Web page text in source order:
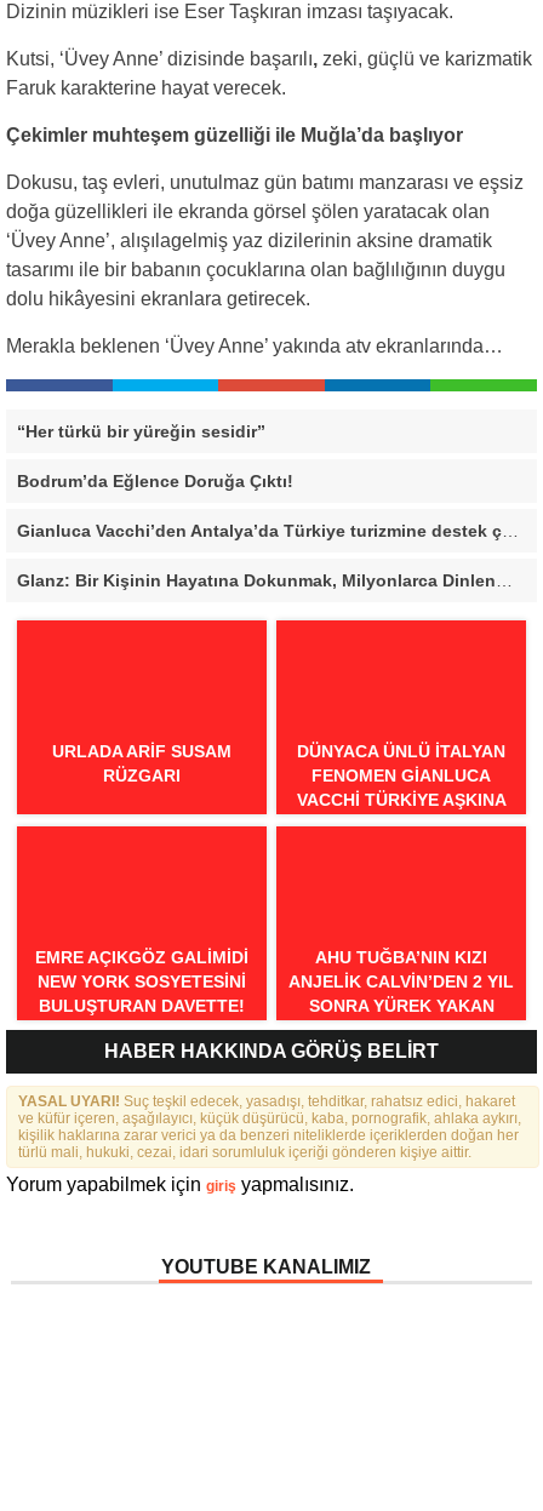
Dizinin müzikleri ise Eser Taşkıran imzası taşıyacak.
Kutsi, ‘Üvey Anne’ dizisinde başarılı, zeki, güçlü ve karizmatik
Faruk karakterine hayat verecek.
Çekimler muhteşem güzelliği ile Muğla’da başlıyor
Dokusu, taş evleri, unutulmaz gün batımı manzarası ve eşsiz
doğa güzellikleri ile ekranda görsel şölen yaratacak olan
‘Üvey Anne’, alışılagelmiş yaz dizilerinin aksine dramatik
tasarımı ile bir babanın çocuklarına olan bağlılığının duygu
dolu hikâyesini ekranlara getirecek.
Merakla beklenen ‘Üvey Anne’ yakında atv ekranlarında…
“Her türkü bir yüreğin sesidir”
Bodrum’da Eğlence Doruğa Çıktı!
Gianluca Vacchi’den Antalya’da Türkiye turizmine destek çağrısı
URLADA ARIF SUSAM
RÜZGARI
DÜNYACA ÜNLÜ İTALYAN
FENOMEN GIANLUCA
VACCHI TÜRKIYE AŞKINA
GELIYOR!
EMRE AÇIKGÖZ GALIMIDI
NEW YORK SOSYETESINI
BULUŞTURAN DAVETTE!
AHU TUĞBA’NIN KIZI
ANJELİK CALVİN’DEN 2 YIL
SONRA YÜREK YAKAN
İTİRAFLAR
HABER HAKKINDA GÖRÜŞ BELİRT
YASAL UYARI! Suç teşkil edecek, yasadışı, tehditkar, rahatsız edici, hakaret
ve küfür içeren, aşağılayıcı, küçük düşürücü, kaba, pornografik, ahlaka aykırı,
kişilik haklarına zarar verici ya da benzeri niteliklerde içeriklerden doğan her
türlü mali, hukuki, cezai, idari sorumluluk içeriği gönderen kişiye aittir.
Yorum yapabilmek için giriş yapmalısınız.
YOUTUBE KANALIMIZ